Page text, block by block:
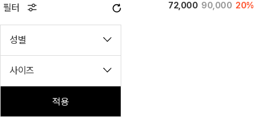
필터
성별
사이즈
적용
72,000 90,000 20%